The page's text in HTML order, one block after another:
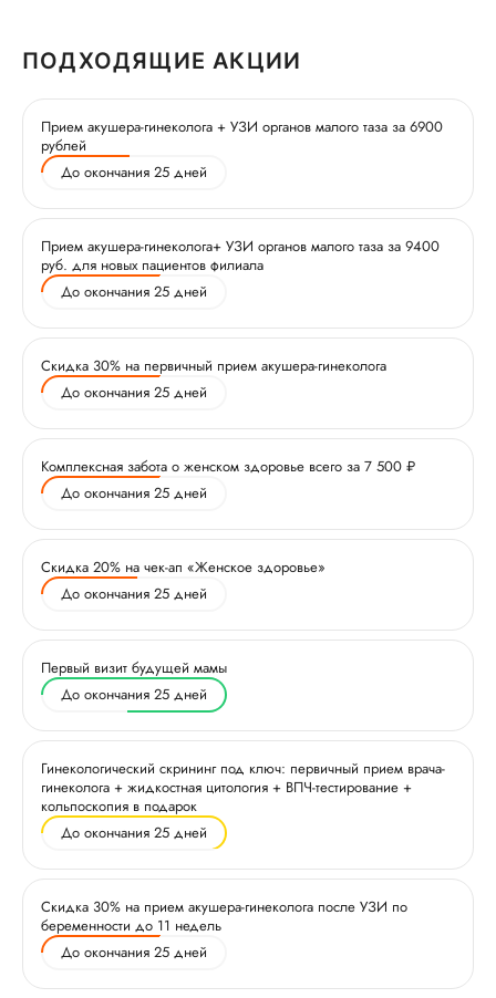
ПОДХОДЯЩИЕ АКЦИИ
Прием акушера-гинеколога + УЗИ органов малого таза за 6900
рублей
До окончания 25 дней
Прием акушера-гинеколога+ УЗИ органов малого таза за 9400
руб. для новых пациентов филиала
До окончания 25 дней
Скидка 30% на первичный прием акушера-гинеколога
До окончания 25 дней
Комплексная забота о женском здоровье всего за 7 500 ₽
До окончания 25 дней
Скидка 20% на чек-ап «Женское здоровье»
До окончания 25 дней
Первый визит будущей мамы
До окончания 25 дней
Гинекологический скрининг под ключ: первичный прием врача-
гинеколога + жидкостная цитология + ВПЧ-тестирование +
кольпоскопия в подарок
До окончания 25 дней
Скидка 30% на прием акушера-гинеколога после УЗИ по
беременности до 11 недель
До окончания 25 дней